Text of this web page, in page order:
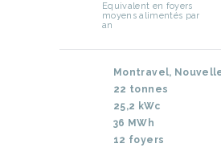
Equivalent en foyers
moyens alimentés par
an
Montravel,
22 tonnes
25,2 kWc
36 MWh
12 foyers